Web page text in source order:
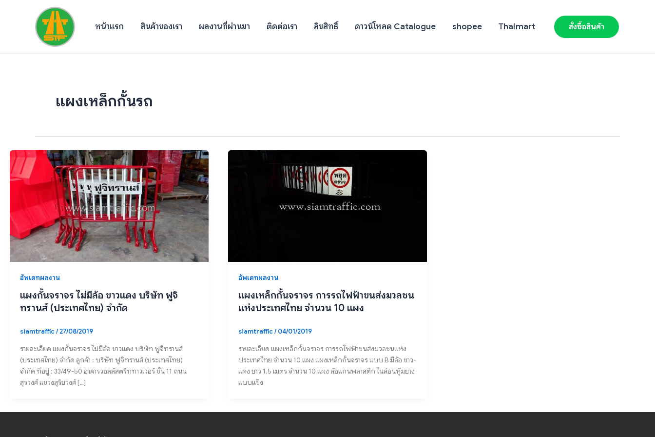
หน้าแรก สินค้าของเรา ผลงานที่ผ่านมา ติดต่อเรา ลิขสิทธิ์ ดาวน์โหลด Catalogue shopee Thaimart สั่งซื้อสินค้า
แผงเหล็กกั้นรถ
อัพเดทผลงาน
แผงกั้นจราจร ไม่มีล้อ ขาวแดง บริษัท ฟูจิ
ทรานส์ (ประเทศไทย) จำกัด
siamtraffic/27/08/2019
รายละเอียด แผงกั้นจราจร ไม่มีล้อ ขาวแดง บริษัท ฟูจิทรานส์
(ประเทศไทย) จำกัด ลูกค้า : บริษัท ฟูจิทรานส์ (ประเทศไทย)
จำกัด ที่อยู่ : 33/49-50 อาคารวอลล์สตรีททาวเวอร์ ชั้น 11 ถนน
สุรวงศ์ แขวงสุริยวงศ์ […]
อัพเดทผลงาน
แผงเหล็กกั้นจราจร การรถไฟฟ้าขนส่งมวลชน
แห่งประเทศไทย จำนวน 10 แผง
siamtraffic/04/01/2019
รายละเอียด แผงเหล็กกั้นจราจร การรถไฟฟ้าขนส่งมวลชนแห่ง
ประเทศไทย จำนวน 10 แผง แผงเหล็กกั้นจราจร แบบ B มีล้อ ขาว-
แดง ยาว 1.5 เมตร จำนวน 10 แผง ล้อแกนพลาสติก ไนล่อนหุ้มยาง
แบบแข็ง